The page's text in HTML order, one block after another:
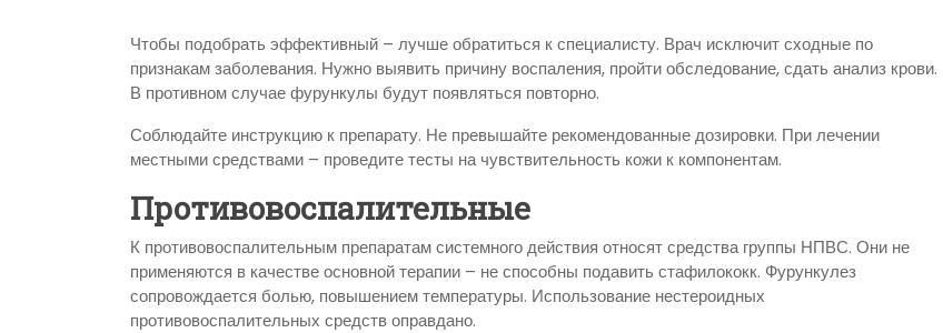
Чтобы подобрать эффективный – лучше обратиться к специалисту. Врач исключит сходные по
признакам заболевания. Нужно выявить причину воспаления, пройти обследование, сдать анализ крови.
В противном случае фурункулы будут появляться повторно.
Соблюдайте инструкцию к препарату. Не превышайте рекомендованные дозировки. При лечении
местными средствами – проведите тесты на чувствительность кожи к компонентам.
Противовоспалительные
К противовоспалительным препаратам системного действия относят средства группы НПВС. Они не
применяются в качестве основной терапии – не способны подавить стафилококк. Фурункулез
сопровождается болью, повышением температуры. Использование нестероидных
противовоспалительных средств оправдано.